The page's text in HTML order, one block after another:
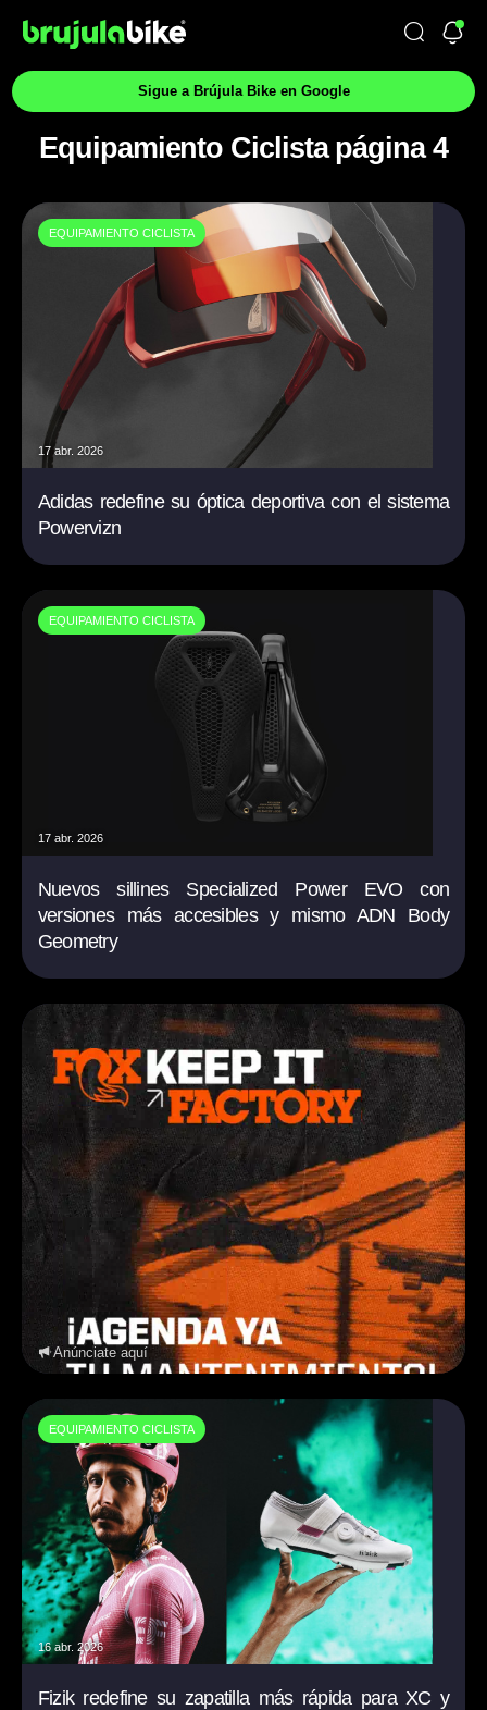
Sigue a Brújula Bike en Google
Equipamiento Ciclista página 4
EQUIPAMIENTO CICLISTA
17 abr. 2026
Adidas redefine su óptica deportiva con el sistema
Powervizn
EQUIPAMIENTO CICLISTA
17 abr. 2026
Nuevos sillines Specialized Power EVO con
versiones más accesibles y mismo ADN Body
Geometry
Anúnciate aquí
EQUIPAMIENTO CICLISTA
16 abr. 2026
Fizik redefine su zapatilla más rápida para XC y